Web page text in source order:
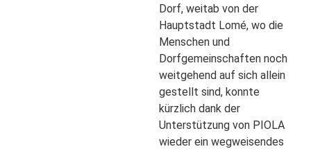
Dorf, weitab von der
Hauptstadt Lomé, wo die
Menschen und
Dorfgemeinschaften noch
weitgehend auf sich allein
gestellt sind, konnte
kürzlich dank der
Unterstützung von PIOLA
wieder ein wegweisendes